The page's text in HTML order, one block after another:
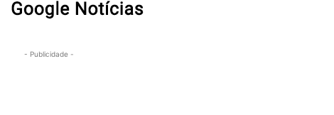
- Publicidade -